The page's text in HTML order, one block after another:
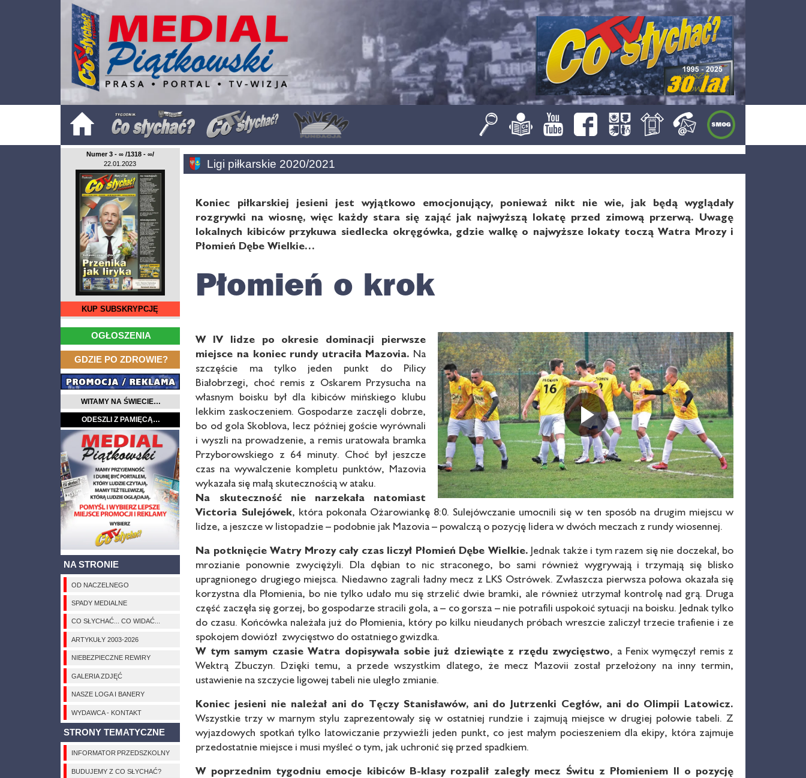
Numer 3 - ∞ /1318 - ∞/
22.01.2023
KUP SUBSKRYPCJĘ
OGŁOSZENIA
GDZIE PO ZDROWIE?
WITAMY NA ŚWIECIE…
ODESZLI Z PAMIĘCĄ…
NA STRONIE
OD NACZELNEGO
SPADY MEDIALNE
CO SŁYCHAĆ... CO WIDAĆ...
ARTYKUŁY 2003-2026
NIEBEZPIECZNE REWIRY
GALERIA ZDJĘĆ
NASZE LOGA I BANERY
WYDAWCA - KONTAKT
STRONY TEMATYCZNE
INFORMATOR PRZEDSZKOLNY
BUDUJEMY Z CO SŁYCHAĆ?
Ligi piłkarskie 2020/2021
Koniec piłkarskiej jesieni jest wyjątkowo emocjonujący, ponieważ nikt nie wie, jak będą wyglądały
rozgrywki na wiosnę, więc każdy stara się zająć jak najwyższą lokatę przed zimową przerwą. Uwagę
lokalnych kibiców przykuwa siedlecka okręgówka, gdzie walkę o najwyższe lokaty toczą Watra Mrozy i
Płomień Dębe Wielkie…
Płomień o krok
W IV lidze po okresie dominacji pierwsze
miejsce na koniec rundy utraciła Mazovia. Na
szczęście ma tylko jeden punkt do Pilicy
Białobrzegi, choć remis z Oskarem Przysucha na
własnym boisku był dla kibiców mińskiego klubu
lekkim zaskoczeniem. Gospodarze zaczęli dobrze,
bo od gola Skoblova, lecz później goście wyrównali
i wyszli na prowadzenie, a remis uratowała bramka
Przyborowskiego z 64 minuty. Choć był jeszcze
czas na wywalczenie kompletu punktów, Mazovia
wykazała się małą skutecznością w ataku.
Na skuteczność nie narzekała natomiast
Victoria Sulejówek, która pokonała Ożarowiankę 8:0. Sulejówczanie umocnili się w ten sposób na drugim miejscu w
lidze, a jeszcze w listopadzie – podobnie jak Mazovia – powalczą o pozycję lidera w dwóch meczach z rundy wiosennej.
Na potknięcie Watry Mrozy cały czas liczył Płomień Dębe Wielkie. Jednak także i tym razem się nie doczekał, bo
mrozianie ponownie zwyciężyli. Dla dębian to nic straconego, bo sami również wygrywają i trzymają się blisko
upragnionego drugiego miejsca. Niedawno zagrali ładny mecz z LKS Ostrówek. Zwłaszcza pierwsza połowa okazała się
korzystna dla Płomienia, bo nie tylko udało mu się strzelić dwie bramki, ale również utrzymał kontrolę nad grą. Druga
część zaczęła się gorzej, bo gospodarze stracili gola, a – co gorsza – nie potrafili uspokoić sytuacji na boisku. Jednak tylko
do czasu. Końcówka należała już do Płomienia, który po kilku nieudanych próbach wreszcie zaliczył trzecie trafienie i ze
spokojem dowiózł zwycięstwo do ostatniego gwizdka.
W tym samym czasie Watra dopisywała sobie już dziewiąte z rzędu zwycięstwo, a Fenix wymęczył remis z
Wektrą Zbuczyn. Dzięki temu, a przede wszystkim dlatego, że mecz Mazovii został przełożony na inny termin,
ustawienie na szczycie ligowej tabeli nie uległo zmianie.
Koniec jesieni nie należał ani do Tęczy Stanisławów, ani do Jutrzenki Cegłów, ani do Olimpii Latowicz.
Wszystkie trzy w marnym stylu zaprezentowały się w ostatniej rundzie i zajmują miejsce w drugiej połowie tabeli. Z
wyjazdowych spotkań tylko latowiczanie przywieźli jeden punkt, co jest małym pocieszeniem dla ekipy, która zajmuje
przedostatnie miejsce i musi myśleć o tym, jak uchronić się przed spadkiem.
W poprzednim tygodniu emocje kibiców B-klasy rozpalił zaległy mecz Świtu z Płomieniem II o pozycję